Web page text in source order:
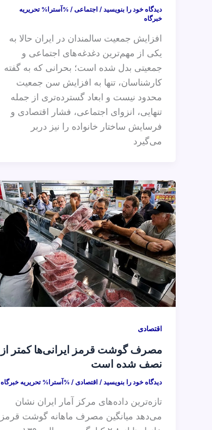
دیدگاه‌ خود را بنویسید/ اجتماعی/ %آسترا% تحریریه
خبرگاه
افزایش جمعیت سالمندان در ایران حالا به
یکی از مهم‌ترین دغدغه‌های اجتماعی و
جمعیتی بدل شده است؛ بحرانی که به گفته
کارشناسان، تنها به افزایش سن جمعیت
محدود نیست و ابعاد گسترده‌تری از جمله
تنهایی، انزوای اجتماعی، فشار اقتصادی و
فرسایش ساختار خانواده را نیز دربر
می‌گیرد
اقتصادی
مصرف گوشت قرمز ایرانی‌ها کمتر از
نصف شده است
دیدگاه‌ خود را بنویسید/ اقتصادی/ %آسترا% تحریریه خبرگاه
تازه‌ترین داده‌های مرکز آمار ایران نشان
می‌دهد میانگین مصرف ماهانه گوشت قرمز